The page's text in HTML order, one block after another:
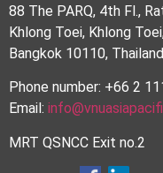
88 The PARQ, 4th Fl.,
Khlong Toei, Khlong
Bangkok 10110, Thailand
Phone number: +66 2
Email:
MRT QSNCC Exit no.2